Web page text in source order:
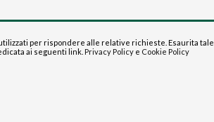
per rispondere alle relative richieste. Esaurita tale
ai seguenti link. Privacy Policy e Cookie Policy